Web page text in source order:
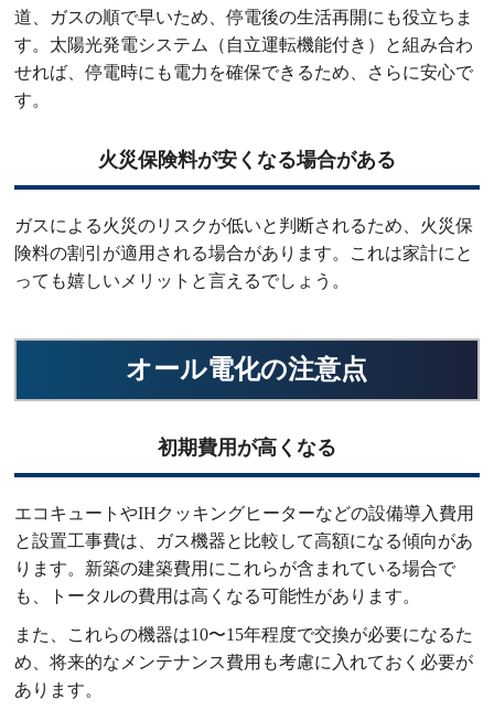
道、ガスの順で早いため、停電後の生活再開にも役立ちま
す。太陽光発電システム（自立運転機能付き）と組み合わ
せれば、停電時にも電力を確保できるため、さらに安心で
す。
火災保険料が安くなる場合がある
ガスによる火災のリスクが低いと判断されるため、火災保
険料の割引が適用される場合があります。これは家計にと
っても嬉しいメリットと言えるでしょう。
オール電化の注意点
初期費用が高くなる
エコキュートやIHクッキングヒーターなどの設備導入費用
と設置工事費は、ガス機器と比較して高額になる傾向があ
ります。新築の建築費用にこれらが含まれている場合で
も、トータルの費用は高くなる可能性があります。
また、これらの機器は10〜15年程度で交換が必要になるた
め、将来的なメンテナンス費用も考慮に入れておく必要が
あります。